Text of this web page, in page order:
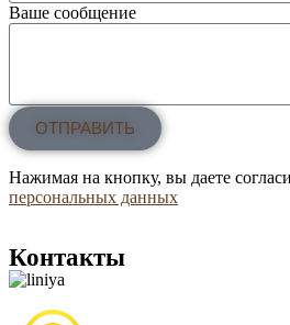
Ваше сообщение
ОТПРАВИТЬ
Нажимая на кнопку, вы даете
персональных данных
Контакты